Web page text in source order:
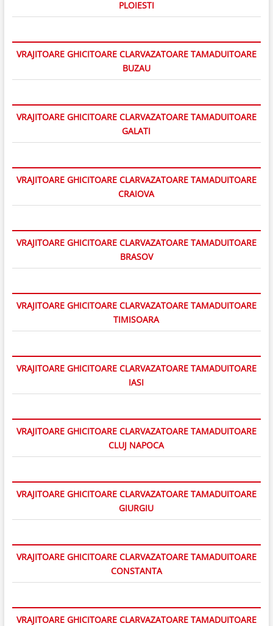
PLOIESTI
VRAJITOARE GHICITOARE CLARVAZATOARE TAMADUITOARE
BUZAU
VRAJITOARE GHICITOARE CLARVAZATOARE TAMADUITOARE
GALATI
VRAJITOARE GHICITOARE CLARVAZATOARE TAMADUITOARE
CRAIOVA
VRAJITOARE GHICITOARE CLARVAZATOARE TAMADUITOARE
BRASOV
VRAJITOARE GHICITOARE CLARVAZATOARE TAMADUITOARE
TIMISOARA
VRAJITOARE GHICITOARE CLARVAZATOARE TAMADUITOARE
IASI
VRAJITOARE GHICITOARE CLARVAZATOARE TAMADUITOARE
CLUJ NAPOCA
VRAJITOARE GHICITOARE CLARVAZATOARE TAMADUITOARE
GIURGIU
VRAJITOARE GHICITOARE CLARVAZATOARE TAMADUITOARE
CONSTANTA
VRAJITOARE GHICITOARE CLARVAZATOARE TAMADUITOARE